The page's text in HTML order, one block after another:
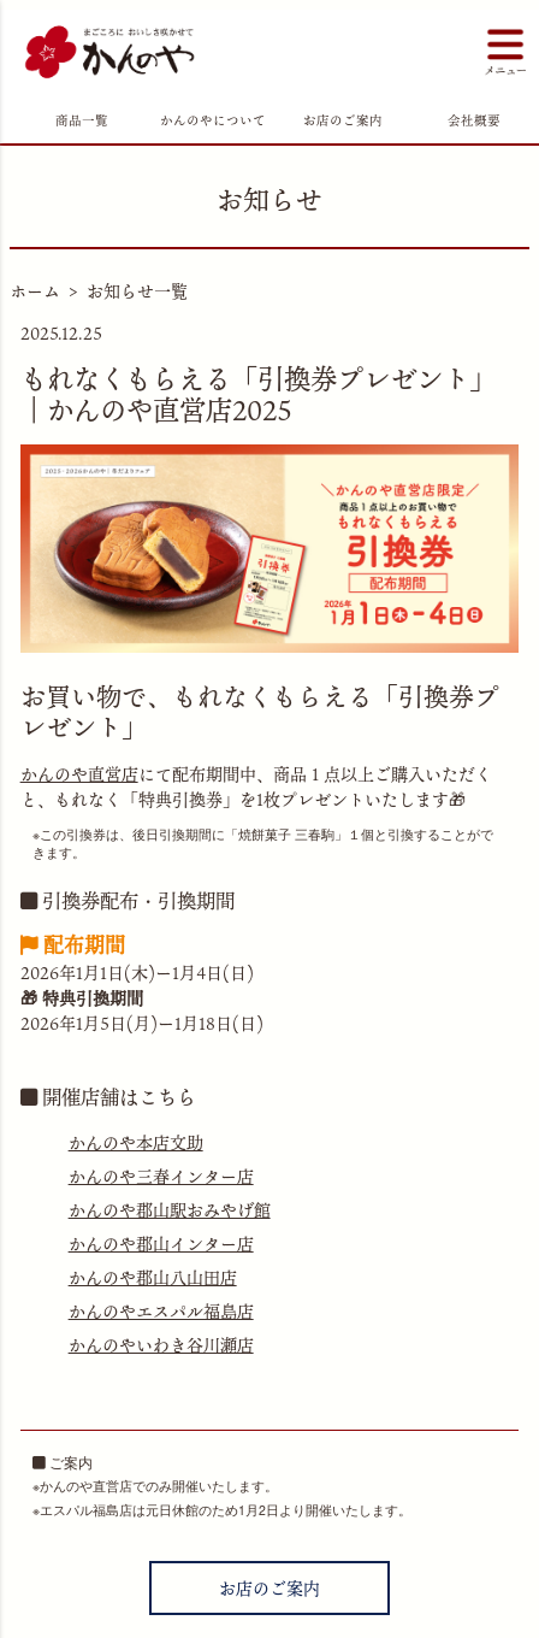
商品一覧 かんのやについて お店のご案内 会社概要
お知らせ
ホーム
お知らせ一覧
2025.12.25
もれなくもらえる「引換券プレゼント」
｜かんのや直営店2025
お買い物で、もれなくもらえる「引換券プ
レゼント」
かんのや直営店にて配布期間中、商品１点以上ご購入いただく
と、もれなく「特典引換券」を1枚プレゼントいたします🎁
この引換券は、後日引換期間に「焼餅菓子 三春駒」１個と引換することがで
きます。
引換券配布・引換期間
配布期間
2026年1月1日(木)ー1月4日(日)
🎁 特典引換期間
2026年1月5日(月)ー1月18日(日)
開催店舗はこちら
かんのや本店文助
かんのや三春インター店
かんのや郡山駅おみやげ館
かんのや郡山インター店
かんのや郡山八山田店
かんのやエスパル福島店
かんのやいわき谷川瀬店
ご案内
かんのや直営店でのみ開催いたします。
エスパル福島店は元日休館のため1月2日より開催いたします。
お店のご案内